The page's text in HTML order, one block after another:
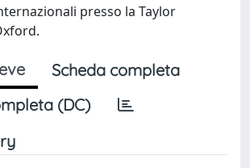
presso la Taylor
Scheda completa
(DC)